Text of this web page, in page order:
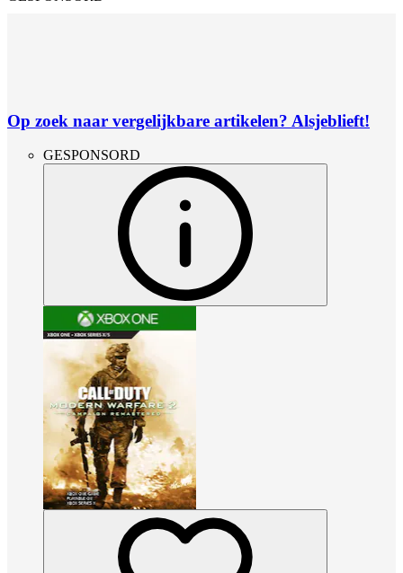
Op zoek naar vergelijkbare artikelen? Alsjeblieft!
GESPONSORD